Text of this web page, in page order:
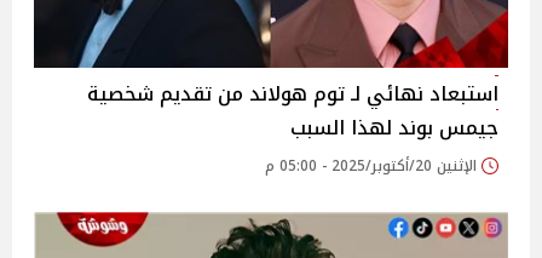
استبعاد نهائي لـ توم هولاند من تقديم شخصية
جيمس بوند لهذا السبب
الإثنين 20/أكتوبر/2025 - 05:00 م